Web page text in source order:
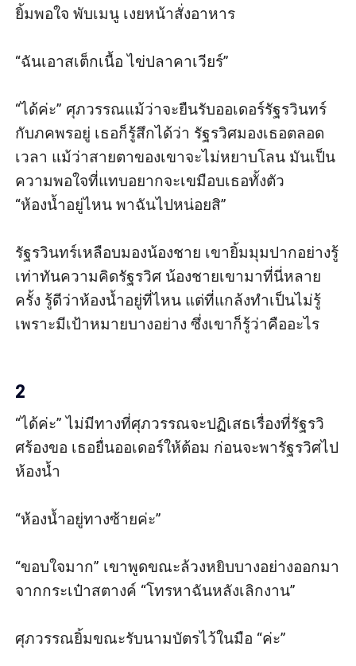
ยิ้มพอใจ พับเมนู เงยหน้าสั่งอาหาร
“ฉันเอาสเต็กเนื้อ ไข่ปลาคาเวียร์”
“ได้ค่ะ” ศุภวรรณแม้ว่าจะยืนรับออเดอร์รัฐรวินทร์
กับภคพรอยู่ เธอก็รู้สึกได้ว่า รัฐรวิศมองเธอตลอด
เวลา แม้ว่าสายตาของเขาจะไม่หยาบโลน มันเป็น
ความพอใจที่แทบอยากจะเขมือบเธอทั้งตัว
“ห้องน้ำอยู่ไหน พาฉันไปหน่อยสิ”
รัฐรวินทร์เหลือบมองน้องชาย เขายิ้มมุมปากอย่างรู้
เท่าทันความคิดรัฐรวิศ น้องชายเขามาที่นี่หลาย
ครั้ง รู้ดีว่าห้องน้ำอยู่ที่ไหน แต่ที่แกล้งทำเป็นไม่รู้
เพราะมีเป้าหมายบางอย่าง ซึ่งเขาก็รู้ว่าคืออะไร
2
“ได้ค่ะ” ไม่มีทางที่ศุภวรรณจะปฏิเสธเรื่องที่รัฐรวิ
ศร้องขอ เธอยื่นออเดอร์ให้ต้อม ก่อนจะพารัฐรวิศไป
ห้องน้ำ
“ห้องน้ำอยู่ทางซ้ายค่ะ”
“ขอบใจมาก” เขาพูดขณะล้วงหยิบบางอย่างออกมา
จากกระเป๋าสตางค์ “โทรหาฉันหลังเลิกงาน”
ศุภวรรณยิ้มขณะรับนามบัตรไว้ในมือ “ค่ะ”